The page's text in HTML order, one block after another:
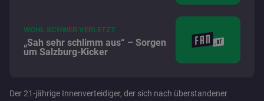
WOHL SCHWER VERLETZT
„Sah sehr schlimm aus“ – Sorgen
um Salzburg-Kicker
Der 21-jährige Innenverteidiger, der sich nach überstandener